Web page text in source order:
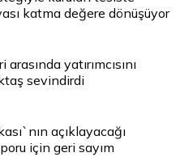
katma değere dönüşüyor
yatırımcısını
sevindirdi
açıklayacağı
için geri sayım